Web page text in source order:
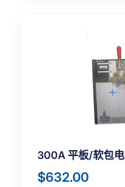
300A 平板/软包
$632.00